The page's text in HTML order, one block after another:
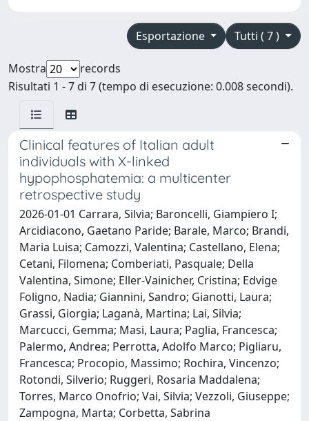
Tutti ( 7 )
Esportazione
Mostra
records
Risultati 1 - 7 di 7 (tempo di esecuzione: 0.008 secondi).
Clinical features of Italian adult
individuals with X-linked
hypophosphatemia: a multicenter
retrospective study
2026-01-01 Carrara, Silvia; Baroncelli, Giampiero I;
Arcidiacono, Gaetano Paride; Barale, Marco; Brandi,
Maria Luisa; Camozzi, Valentina; Castellano, Elena;
Cetani, Filomena; Comberiati, Pasquale; Della
Valentina, Simone; Eller-Vainicher, Cristina; Edvige
Foligno, Nadia; Giannini, Sandro; Gianotti, Laura;
Grassi, Giorgia; Laganà, Martina; Lai, Silvia;
Marcucci, Gemma; Masi, Laura; Paglia, Francesca;
Palermo, Andrea; Perrotta, Adolfo Marco; Pigliaru,
Francesca; Procopio, Massimo; Rochira, Vincenzo;
Rotondi, Silverio; Ruggeri, Rosaria Maddalena;
Torres, Marco Onofrio; Vai, Silvia; Vezzoli, Giuseppe;
Zampogna, Marta; Corbetta, Sabrina